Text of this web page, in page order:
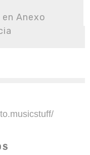
Anexo